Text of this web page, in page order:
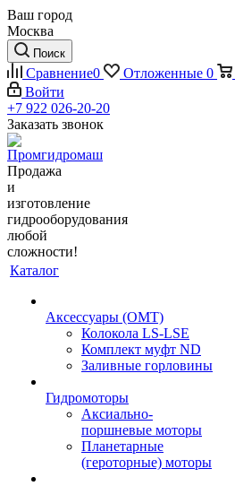
Ваш город
Москва
Поиск
Сравнение0 Отложенные 0
Войти
+7 922 026-20-20
Заказать звонок
Продажа
и
изготовление
гидрооборудования
любой
сложности!
Каталог
Аксессуары (OMT)
Колокола LS-LSE
Комплект муфт ND
Заливные горловины
Гидромоторы
Аксиально-
поршневые моторы
Планетарные
(героторные) моторы